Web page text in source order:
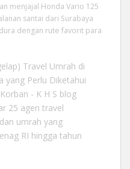
menjajal Honda Vario 125
santai dari Surabaya
dengan rute favorit para
Travel Umrah di
yang Perlu Diketahui
- K H S blog
25 agen travel
umrah yang
RI hingga tahun